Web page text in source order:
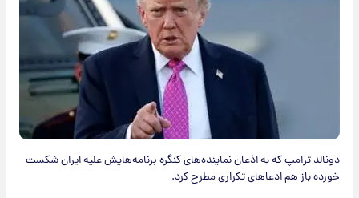
دونالد ترامپ که به اذعان نماینده‌های کنگره برنامه‌هایش علیه ایران شکست
خورده باز هم ادعاهای تکراری مطرح کرد.